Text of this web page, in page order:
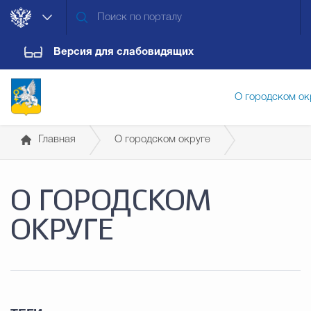
Версия для слабовидящих
О городском
Дума городского округа
Главная О городском округе
О ГОРОДСКОМ
ОКРУГЕ